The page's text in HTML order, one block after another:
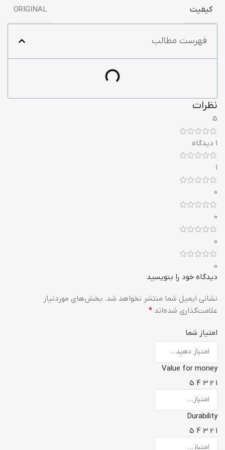
کیفیت ORIGINAL
فهرست مطالب
نظرات
5
1 دیدگاه
1
0
0
0
0
دیدگاه خود را بنویسید
نشانی ایمیل شما منتشر نخواهد شد. بخش‌های موردنیاز
علامت‌گذاری شده‌اند *
امتیاز شما
Value for money
1
2
3
4
5
Durability
1
2
3
4
5